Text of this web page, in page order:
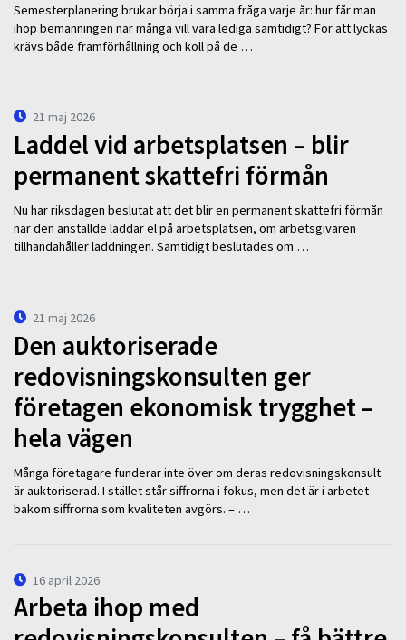
Semesterplanering brukar börja i samma fråga varje år: hur får man
ihop bemanningen när många vill vara lediga samtidigt? För att lyckas
krävs både framförhållning och koll på de …
21 maj 2026
Laddel vid arbetsplatsen – blir
permanent skattefri förmån
Nu har riksdagen beslutat att det blir en permanent skattefri förmån
när den anställde laddar el på arbetsplatsen, om arbetsgivaren
tillhandahåller laddningen. Samtidigt beslutades om …
21 maj 2026
Den auktoriserade
redovisningskonsulten ger
företagen ekonomisk trygghet –
hela vägen
Många företagare funderar inte över om deras redovisningskonsult
är auktoriserad. I stället står siffrorna i fokus, men det är i arbetet
bakom siffrorna som kvaliteten avgörs. – …
16 april 2026
Arbeta ihop med